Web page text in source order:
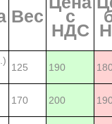
Вес с
НДС
125 190
170 200